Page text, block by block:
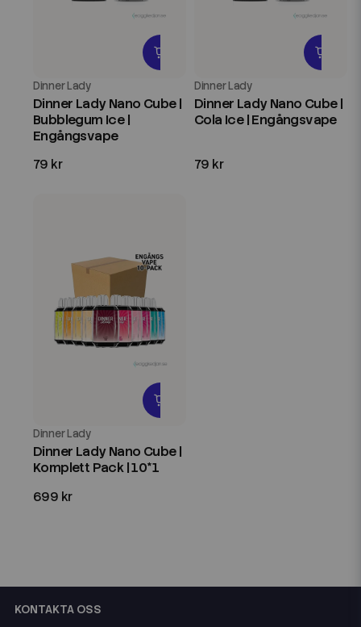
Dinner Lady
Dinner Lady Nano Cube |
Bubblegum Ice |
Engångsvape
79 kr
Dinner Lady
Dinner Lady Nano Cube |
Cola Ice | Engångsvape
79 kr
Dinner Lady
Dinner Lady Nano Cube |
Komplett Pack | 10*1
699 kr
KONTAKTA OSS